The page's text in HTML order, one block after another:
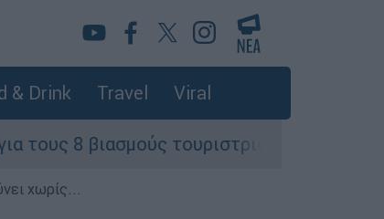
& Drink Travel Viral
τουριστριών - «Μόνο 3 περιστατικά
χωρίς...